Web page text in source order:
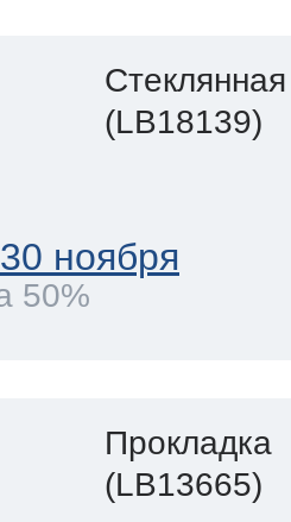
(LB18139)
ноября
50%
Прокладка
(LB13665)